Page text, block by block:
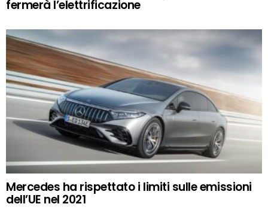
fermerà l’elettrificazione
Mercedes ha rispettato i limiti sulle emissioni
dell’UE nel 2021